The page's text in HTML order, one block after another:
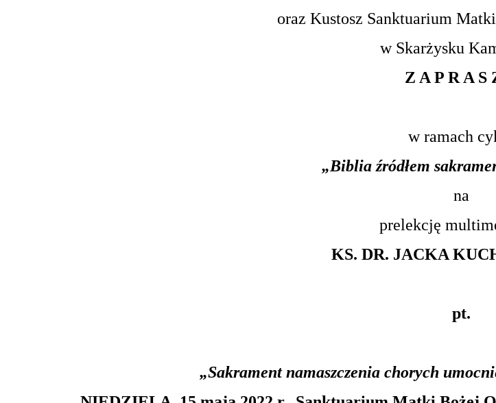
oraz Kustosz Sanktuarium
w Skarżysku
Z A P R A S
w ramach
„Biblia źródłem
na
prelekcję
KS. DR. JACKA
pt.
„Sakrament namaszczenia chorych